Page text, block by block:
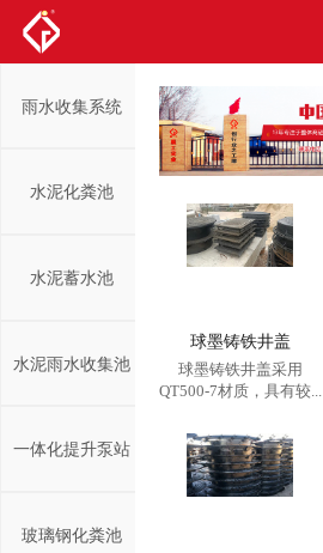
雨水收集系统
水泥化粪池
水泥蓄水池
水泥雨水收集池
一体化提升泵站
玻璃钢化粪池
球墨铸铁井盖
​球墨铸铁井盖采用
QT500-7材质，具有较...